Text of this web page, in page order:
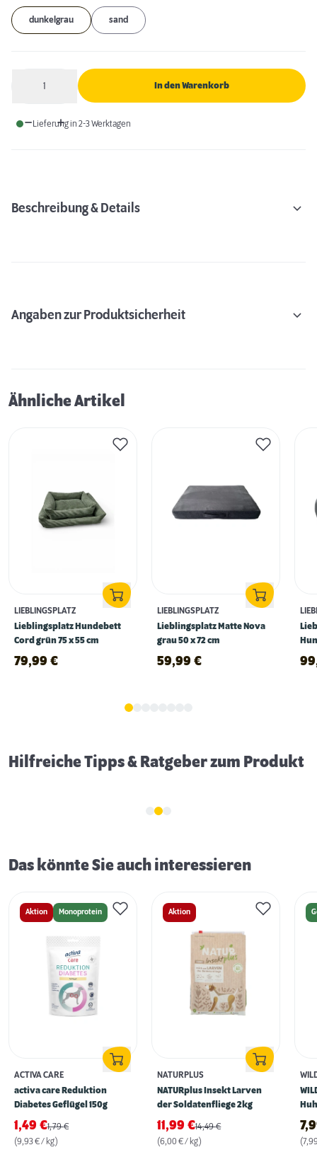
dunkelgrau sand
1 In den Warenkorb
Lieferung in 2-3 Werktagen
Beschreibung & Details
Angaben zur Produktsicherheit
Ähnliche Artikel
LIEBLINGSPLATZ
Lieblingsplatz Hundebett
Cord grün 75 x 55 cm
79,99 €
LIEBLINGSPLATZ
Lieblingsplatz Matte Nova
grau 50 x 72 cm
59,99 €
60
Hilfreiche Tipps & Ratgeber zum Produkt
Das könnte Sie auch interessieren
Aktion Monoprotein
ACTIVA CARE
activa care Reduktion
Diabetes Geflügel 150g
1,49 €1,79€
(9,93 € / kg)
Aktion
NATURPLUS
NATURplus Insekt Larven
der Soldatenfliege 2kg
11,99 €14,49€
(6,00 € / kg)